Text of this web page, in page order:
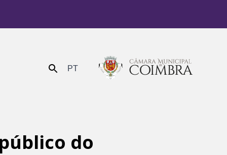
Enviar PT
do